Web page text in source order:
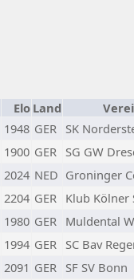
Elo Land
1948 GER SK
1900 GER SG GW
2024 NED Groninger
2204 GER Klub Kölner
1980 GER Muldental
1994 GER SC Bav
2091 GER SF SV Bonn